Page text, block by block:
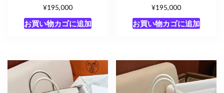
¥195,000
お買い物カゴに追加
¥195,000
お買い物カゴに追加